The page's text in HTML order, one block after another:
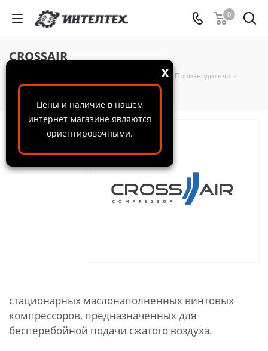
Цены и наличие в нашем
интернет-магазине являются
ориентировочными.
x
0
CROSSAIR
Справочная информация Производители -
CROSSAIR
CrossAir
серия
стационарных маслонаполненных винтовых
компрессоров, предназначенных для
бесперебойной подачи сжатого воздуха.